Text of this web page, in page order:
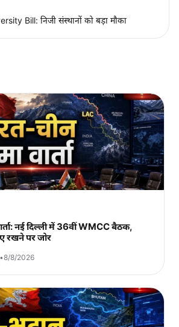
Bill: निजी संस्थानों को बड़ा मौका
नई दिल्ली में 36वीं WMCC बैठक,
रखने पर जोर
•8/8/2026